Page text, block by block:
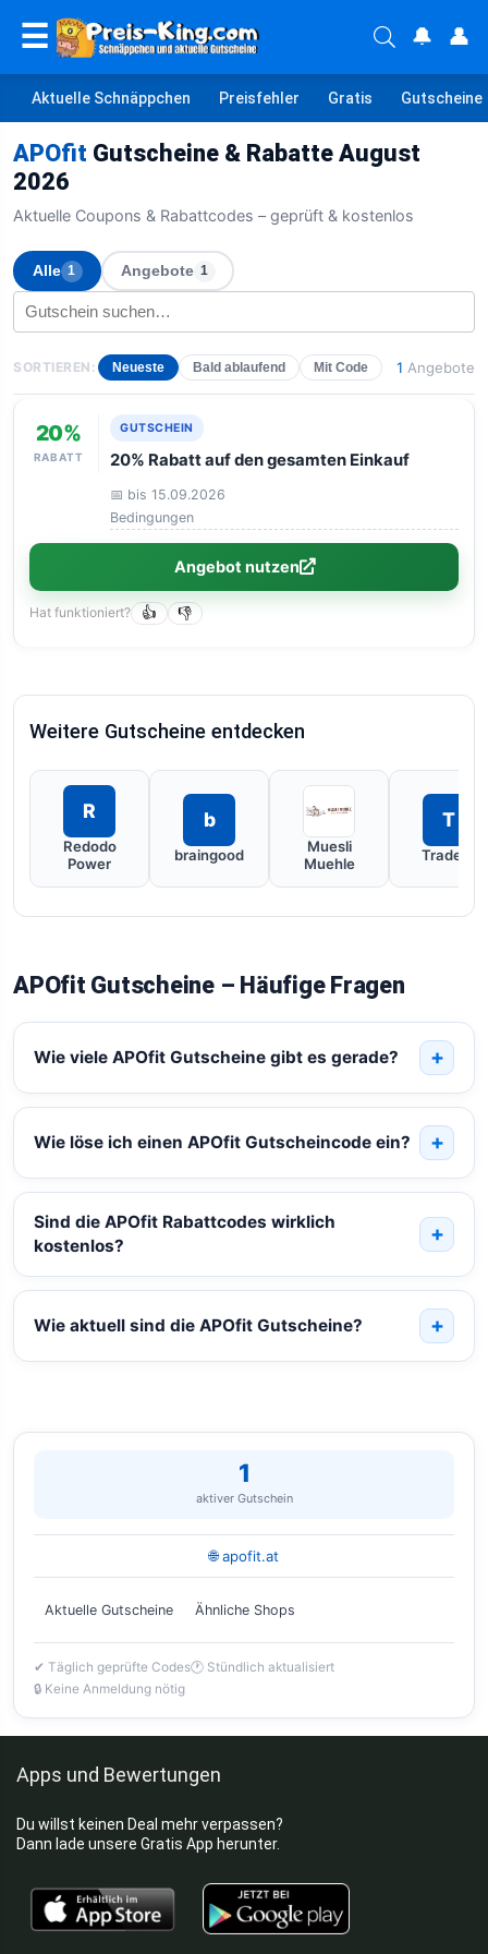
☰ 🔔 👤
Aktuelle Schnäppchen Preisfehler Gratis Gutscheine
APOfit Gutscheine & Rabatte August
2026
Aktuelle Coupons & Rabattcodes – geprüft & kostenlos
Alle 1 Angebote 1
SORTIEREN: Neueste Bald ablaufend Mit Code 1 Angebote
20%
RABATT
GUTSCHEIN
20% Rabatt auf den gesamten Einkauf
📅 bis 15.09.2026
Bedingungen
Angebot nutzen
Hat funktioniert? 👍 👎
Weitere Gutscheine entdecken
R
Redodo
Power
b
braingood
Muesli
Muehle
T
Tradelle
APOfit Gutscheine – Häufige Fragen
Wie viele APOfit Gutscheine gibt es gerade?
Wie löse ich einen APOfit Gutscheincode ein?
Sind die APOfit Rabattcodes wirklich
kostenlos?
Wie aktuell sind die APOfit Gutscheine?
1
aktiver Gutschein
🌐 apofit.at
Aktuelle Gutscheine Ähnliche Shops
✔ Täglich geprüfte Codes🕐 Stündlich aktualisiert
🔒 Keine Anmeldung nötig
Apps und Bewertungen
Du willst keinen Deal mehr verpassen?
Dann lade unsere Gratis App herunter.